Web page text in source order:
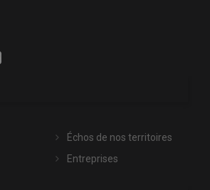
Échos de nos territoires
Entreprises